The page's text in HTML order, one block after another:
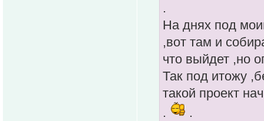
.
На днях под
,вот там и
что выйдет ,но
Так под итожу
такой проект
.
.